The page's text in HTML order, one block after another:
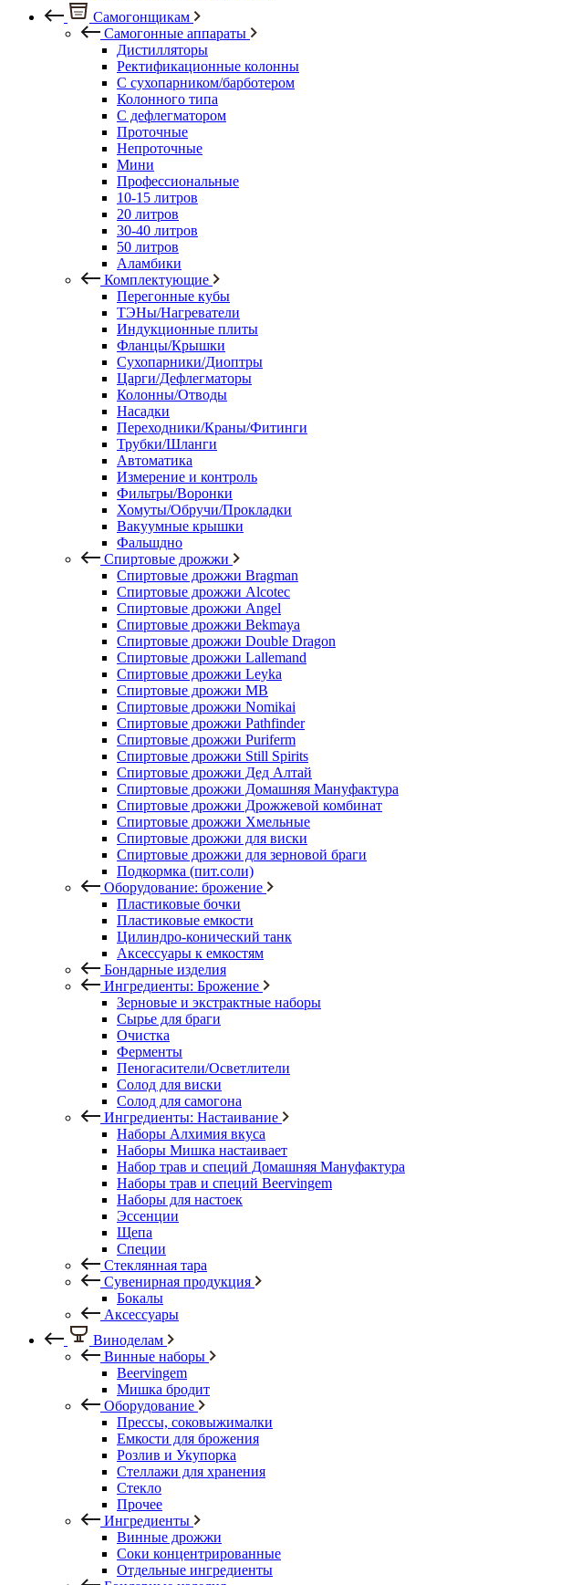
Самогонщикам
Самогонные аппараты
Дистилляторы
Ректификационные колонны
С сухопарником/барботером
Колонного типа
С дефлегматором
Проточные
Непроточные
Мини
Профессиональные
10-15 литров
20 литров
30-40 литров
50 литров
Аламбики
Комплектующие
Перегонные кубы
ТЭНы/Нагреватели
Индукционные плиты
Фланцы/Крышки
Сухопарники/Диоптры
Царги/Дефлегматоры
Колонны/Отводы
Насадки
Переходники/Краны/Фитинги
Трубки/Шланги
Автоматика
Измерение и контроль
Фильтры/Воронки
Хомуты/Обручи/Прокладки
Вакуумные крышки
Фальшдно
Спиртовые дрожжи
Спиртовые дрожжи Bragman
Спиртовые дрожжи Alcotec
Спиртовые дрожжи Angel
Спиртовые дрожжи Bekmaya
Спиртовые дрожжи Double Dragon
Спиртовые дрожжи Lallemand
Спиртовые дрожжи Leyka
Спиртовые дрожжи MB
Спиртовые дрожжи Nomikai
Спиртовые дрожжи Pathfinder
Спиртовые дрожжи Puriferm
Спиртовые дрожжи Still Spirits
Спиртовые дрожжи Дед Алтай
Спиртовые дрожжи Домашняя Мануфактура
Спиртовые дрожжи Дрожжевой комбинат
Спиртовые дрожжи Хмельные
Спиртовые дрожжи для виски
Спиртовые дрожжи для зерновой браги
Подкормка (пит.соли)
Оборудование: брожение
Пластиковые бочки
Пластиковые емкости
Цилиндро-конический танк
Аксессуары к емкостям
Бондарные изделия
Ингредиенты: Брожение
Зерновые и экстрактные наборы
Сырье для браги
Очистка
Ферменты
Пеногасители/Осветлители
Солод для виски
Солод для самогона
Ингредиенты: Настаивание
Наборы Алхимия вкуса
Наборы Мишка настаивает
Набор трав и специй Домашняя Мануфактура
Наборы трав и специй Beervingem
Наборы для настоек
Эссенции
Щепа
Специи
Стеклянная тара
Сувенирная продукция
Бокалы
Аксессуары
Виноделам
Винные наборы
Beervingem
Мишка бродит
Оборудование
Прессы, соковыжималки
Емкости для брожения
Розлив и Укупорка
Стеллажи для хранения
Стекло
Прочее
Ингредиенты
Винные дрожжи
Соки концентрированные
Отдельные ингредиенты